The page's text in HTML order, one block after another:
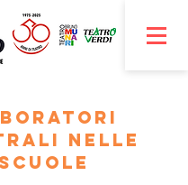
NELLE
SCUOLE